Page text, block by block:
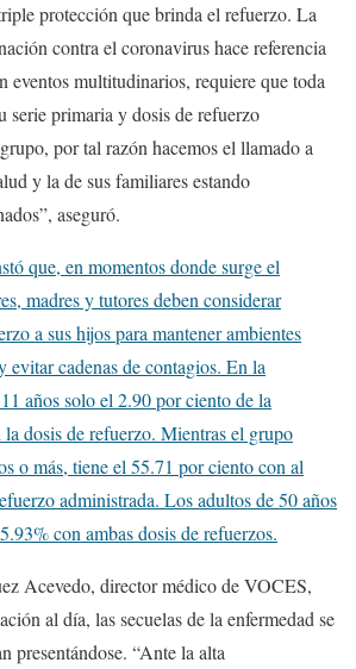
protección que brinda el refuerzo. La
contra el coronavirus hace referencia
eventos multitudinarios, requiere que toda
serie primaria y dosis de refuerzo
por tal razón hacemos el llamado a
y la de sus familiares estando
aseguró.
que, en momentos donde surge el
madres y tutores deben considerar
a sus hijos para mantener ambientes
evitar cadenas de contagios. En la
años solo el 2.90 por ciento de la
dosis de refuerzo. Mientras el grupo
o más, tiene el 55.71 por ciento con al
administrada. Los adultos de 50 años
con ambas dosis de refuerzos.
Acevedo, director médico de VOCES,
al día, las secuelas de la enfermedad se
presentándose. “Ante la alta